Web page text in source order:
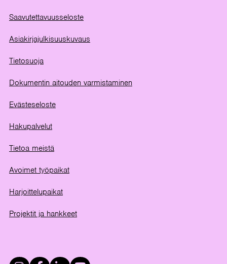
Saavutettavuusseloste
Asiakirjajulkisuuskuvaus
Tietosuoja
Dokumentin aitouden varmistaminen
Evästeseloste
Hakupalvelut
Tietoa meistä
Avoimet työpaikat
Harjoittelupaikat
Projektit ja hankkeet